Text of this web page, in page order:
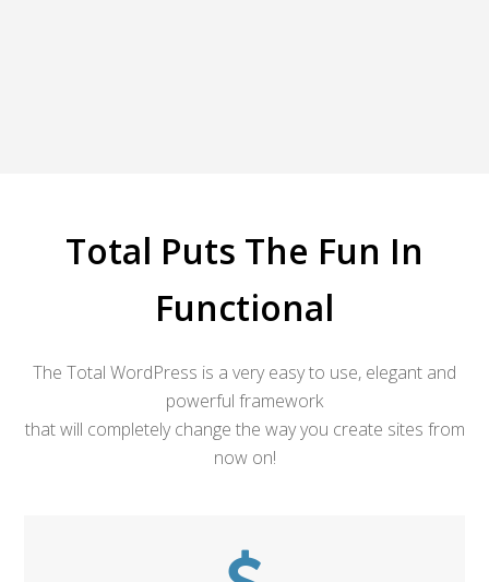
Total Puts The Fun In
Functional
The Total WordPress is a very easy to use, elegant and
powerful framework
that will completely change the way you create sites from
now on!